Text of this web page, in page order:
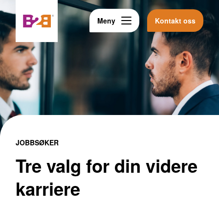
Meny Kontakt oss
JOBBSØKER
Tre valg for din videre
karriere